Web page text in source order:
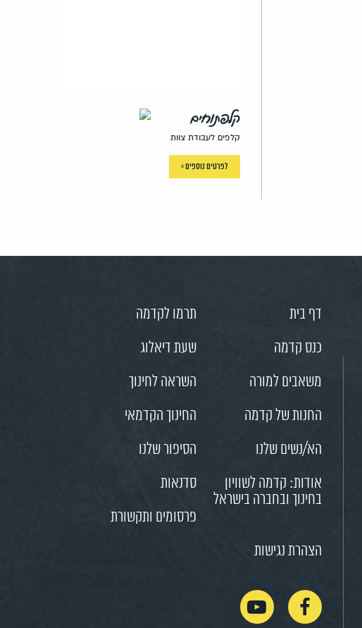
קלפתוחים
קלפים לעבודת צוות
לפרטים נוספים >
דף בית
תרמו לקדמה
כנס קדמה
שעת דיאלוג
משאבים למורה
השראה לחינוך
החנות של קדמה
החינוך הקדמאי
הא/נשים שלנו
הסיפור שלנו
אודות: קדמה לשוויון
בחינוך ובחברה בישראל
סדנאות
פרסומים ותקשורת
הצהרת נגישות